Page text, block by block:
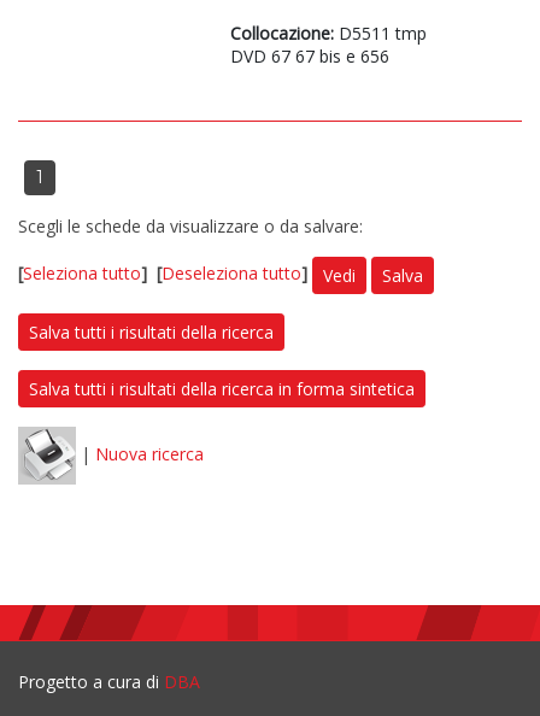
Collocazione: D5511 tmp
DVD 67 67 bis e 656
1
Scegli le schede da visualizzare o da salvare:
[Seleziona tutto] [Deseleziona tutto] Vedi Salva
Salva tutti i risultati della ricerca
Salva tutti i risultati della ricerca in forma sintetica
| Nuova ricerca
Progetto a cura di DBA